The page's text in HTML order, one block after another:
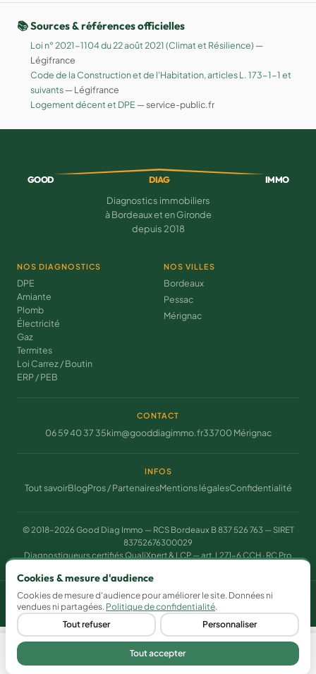
📚 Sources & références officielles
Loi n° 2021-1104 du 22 août 2021 (Climat et Résilience) —
Légifrance
Code de la Construction et de l'Habitation, articles L. 173-1-1 et
suivants— Légifrance
Logement décent et DPE — service-public.fr
GOOD DIAG IMMO
Diagnostics immobiliers
à Bordeaux et en Gironde
depuis 2018
NOS DIAGNOSTICS
DPE
Amiante
Plomb
Électricité
Gaz
Termites
Loi Carrez / Boutin
ERP / PEB
NOS VILLES
Bordeaux
Pessac
Mérignac
CONTACT
06 59 40 37 35kim@gooddiagimmo.fr33700 Mérignac
INFOS
Tout savoirBlogPros / PartenairesMentions légalesConfidentialité
© 2018–2026 Good Diag Immo — RCS Bordeaux B 837 526 763 — SIRET
83752676300029
Diagnostiqueurs certifiés QualiXpert & LCP — art. L271-6 CCH · RC Pro
Gérer mes cookies
Cookies & mesure d'audience
Cookies de mesure d'audience pour améliorer le site. Données ni
vendues ni partagées. Politique de confidentialité.
Tout refuser Personnaliser
Tout accepter